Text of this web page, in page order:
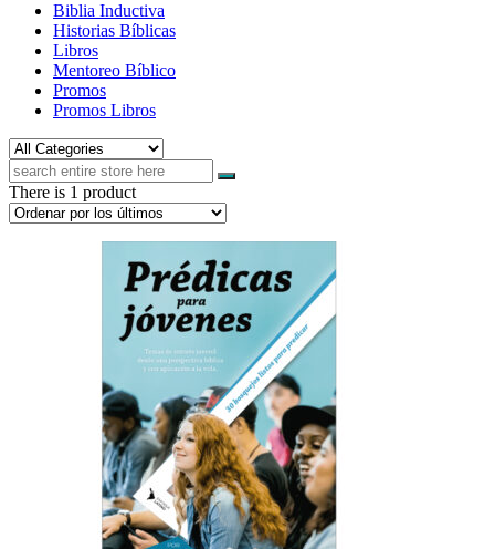
Biblia Inductiva
Historias Bíblicas
Libros
Mentoreo Bíblico
Promos
Promos Libros
There is 1 product